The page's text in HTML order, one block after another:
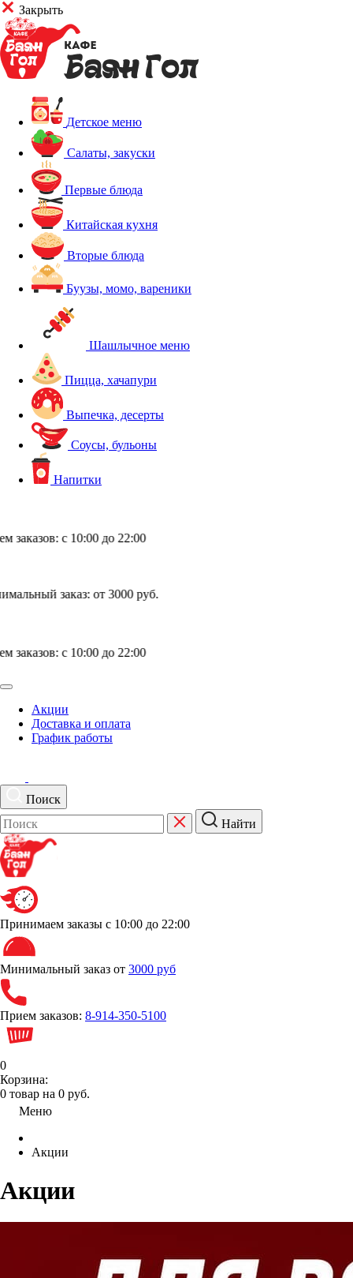
Закрыть
Детское меню
Салаты, закуски
Первые блюда
Китайская кухня
Вторые блюда
Буузы, момо, вареники
Шашлычное меню
Пицца, хачапури
Выпечка, десерты
Соусы, бульоны
Напитки
10:00 до 22:00
от 3000 руб.
10:00 до 22:00
Акции
Доставка и оплата
График работы
Поиск
Найти
Принимаем заказы с 10:00 до 22:00
Минимальный заказ от 3000 руб
Прием заказов: 8-914-350-5100
0
Корзина:
0 товар на 0 руб.
Меню
Акции
Акции